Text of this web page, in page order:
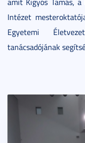
Intézet
Egyetemi
tanácsadójának